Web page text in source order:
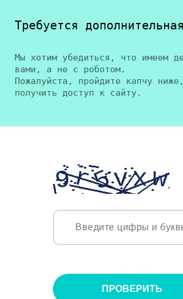
Требуется
Мы хотим убедиться, что имеем
вами, а не с роботом.
Пожалуйста, пройдите капчу
получить доступ к сайту.
ПРОВЕРИТЬ